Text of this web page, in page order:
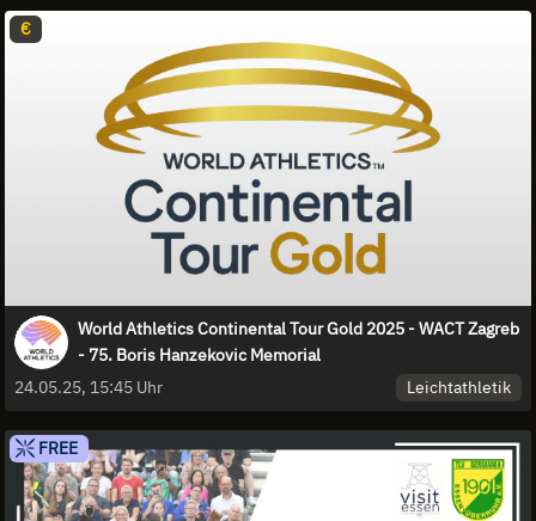
€
World Athletics Continental Tour Gold 2025 - WACT Zagreb
- 75. Boris Hanzekovic Memorial
24.05.25, 15:45 Uhr
Leichtathletik
FREE